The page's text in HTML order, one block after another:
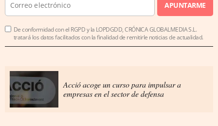
APUNTARME
De conformidad con el RGPD y la LOPDGDD, CRÓNICA GLOBALMEDIA S.L.
tratará los datos facilitados con la finalidad de remitirle noticias de actualidad.
Acció acoge un curso para impulsar a
empresas en el sector de defensa